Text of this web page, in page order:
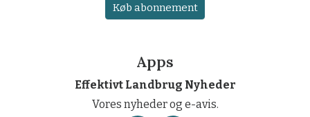
Køb abonnement
Apps
Effektivt Landbrug Nyheder
Vores nyheder og e-avis.